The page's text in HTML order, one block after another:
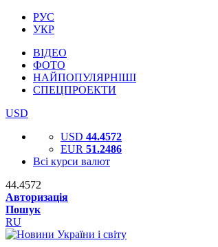
РУС
УКР
ВІДЕО
ФОТО
НАЙПОПУЛЯРНІШІ
СПЕЦПРОЕКТИ
USD
USD 44.4572
EUR 51.2486
Всі курси валют
44.4572
Авторизація
Пошук
RU